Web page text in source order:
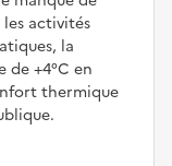
activités
la
de +4°C en
thermique